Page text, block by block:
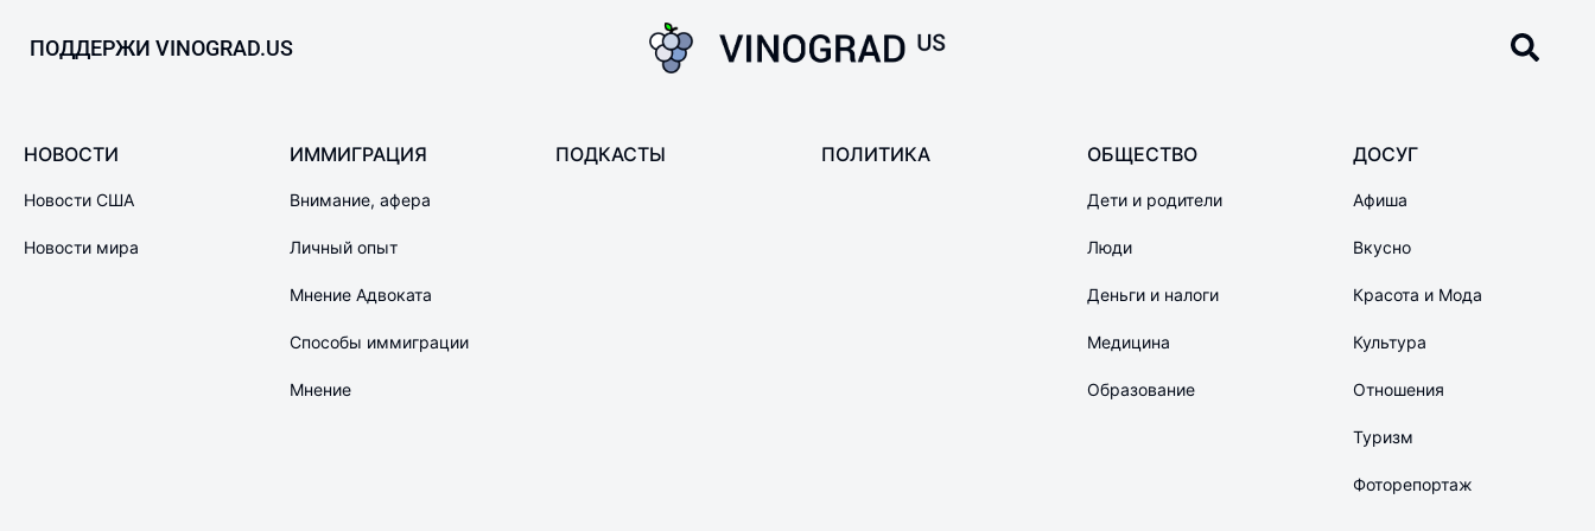
ПОДДЕРЖИ VINOGRAD.US
НОВОСТИ
Новости США
Новости мира
ИММИГРАЦИЯ
Внимание, афера
Личный опыт
Мнение Адвоката
Способы иммиграции
Мнение
ПОДКАСТЫ ПОЛИТИКА ОБЩЕСТВО
Дети и родители
Люди
Деньги и налоги
Медицина
Образование
ДОСУГ
Афиша
Вкусно
Красота и Мода
Культура
Отношения
Туризм
Фоторепортаж